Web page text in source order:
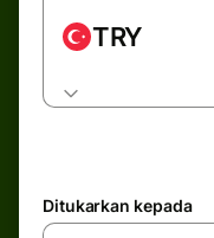
TRY
Ditukarkan kepada